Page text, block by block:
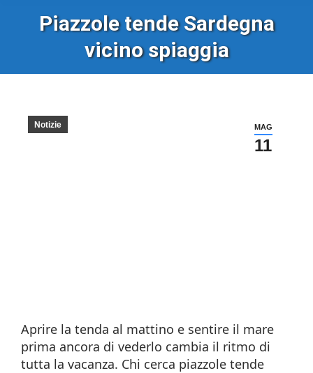
Piazzole tende Sardegna
vicino spiaggia
MAG
11
Notizie
Aprire la tenda al mattino e sentire il mare
prima ancora di vederlo cambia il ritmo di
tutta la vacanza. Chi cerca piazzole tende